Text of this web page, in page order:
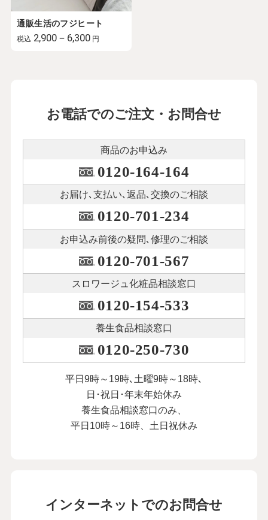
通販生活のフジヒート
税込 2,900－6,300 円
お電話でのご注文・お問合せ
商品のお申込み
0120-164-164
お届け､支払い､ 返品､交換のご相談
0120-701-234
お申込み前後の疑問､修理のご相談
0120-701-567
スロワージュ化粧品相談窓口
0120-154-533
養生食品相談窓口
0120-250-730
平日9時～19時､土曜9時～18時､
日･祝日･年末年始休み
養生食品相談窓口のみ、
平日10時～16時、土日祝休み
インターネットでのお問合せ